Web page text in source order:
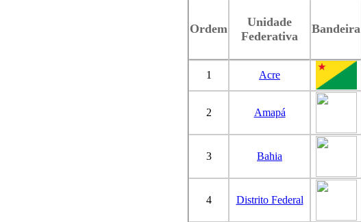
Ordem
Unidade
Federativa
Bandeira
1 Acre
2 Amapá
3 Bahia
4 Distrito Federal